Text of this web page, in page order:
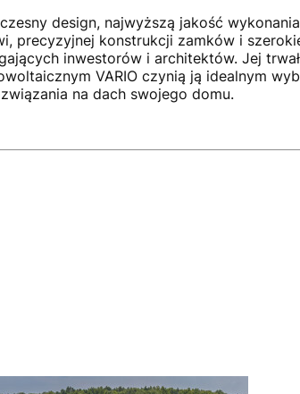
design, najwyższą jakość
precyzyjnej konstrukcji zamków i
inwestorów i architektów. Jej
VARIO czynią ją idealnym
na dach swojego domu.